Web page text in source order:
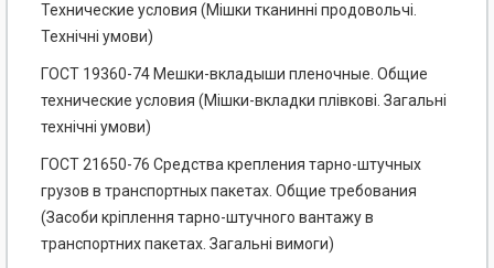
Технические условия (Мішки тканинні продовольчі.
Технічні умови)
ГОСТ 19360-74 Мешки-вкладыши пленочные. Общие
технические условия (Мішки-вкладки плівкові. Загальні
технічні умови)
ГОСТ 21650-76 Средства крепления тарно-штучных
грузов в транспортных пакетах. Общие требования
(Засоби кріплення тарно-штучного вантажу в
транспортних пакетах. Загальні вимоги)